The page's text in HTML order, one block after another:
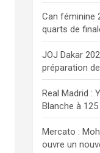
h
e
r
Can féminine
quarts de
JOJ Dakar
préparation
Real Madrid :
Blanche à
Mercato :
ouvre un